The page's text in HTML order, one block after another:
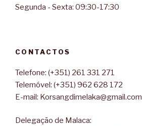
Segunda - Sexta: 09:30-17:30
CONTACTOS
Telefone: (+351) 261 331 271
Telemóvel: (+351) 962 628 172
E-mail: Korsangdimelaka@gmail.com
Delegação de Malaca: